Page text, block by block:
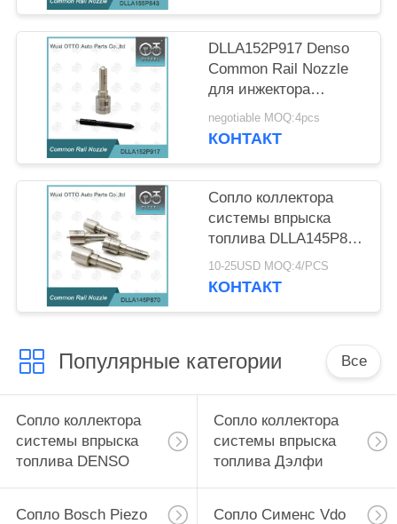
DLLA152P917 Denso
Common Rail Nozzle
для инжектора
095000-602# 16600-
ES60#/ES61#
negotiable MOQ:4pcs
КОНТАКТ
Сопло коллектора
системы впрыска
топлива DLLA145P870
Denso для инжектора
095000-560#/1465A041
10-25USD MOQ:4/PCS
КОНТАКТ
Популярные категории Все
Сопло коллектора
системы впрыска
топлива DENSO
Сопло коллектора
системы впрыска
топлива Дэлфи
Сопло Bosch Piezo Сопло Сименс Vdo